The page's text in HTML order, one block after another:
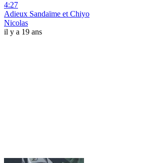
4:27
Adieux Sandaïme et Chiyo
Nicolas
il y a 19 ans